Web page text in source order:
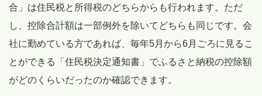
合」は住民税と所得税のどちらからも行われます。ただ
し、控除合計額は一部例外を除いてどちらも同じです。会
社に勤めている方であれば、毎年5月から6月ごろに見るこ
とができる「住民税決定通知書」でふるさと納税の控除額
がどのくらいだったのか確認できます。